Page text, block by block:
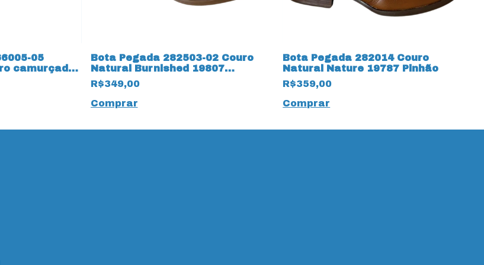
05
camurçado
Bota Pegada 282503-02 Couro
Natural Burnished 19807
Terracota
R$349,00
Comprar
Bota Pegada 282014 Couro
Natural Nature 19787 Pinhão
R$359,00
Comprar